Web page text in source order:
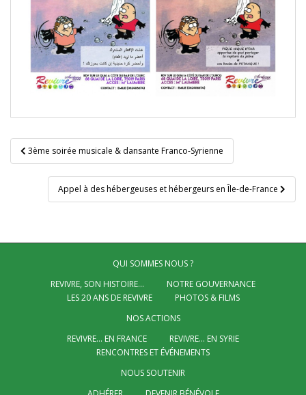
Navigation
de
l’article
3ème soirée musicale & dansante Franco-Syrienne
Appel à des hébergeuses et hébergeurs en Île-de-France
QUI SOMMES NOUS ?
REVIVRE, SON HISTOIRE…
NOTRE GOUVERNANCE
LES 20 ANS DE REVIVRE
PHOTOS & FILMS
NOS ACTIONS
REVIVRE… EN FRANCE
REVIVRE… EN SYRIE
RENCONTRES ET ÉVÉNEMENTS
NOUS SOUTENIR